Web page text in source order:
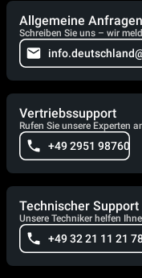
Allgemeine Anfragen
Schreiben Sie uns – wir
Vertriebssupport
Rufen Sie unsere Experten
+49 2951 98760
Technischer Support
Unsere Techniker helfen
+49 32 21 11 21